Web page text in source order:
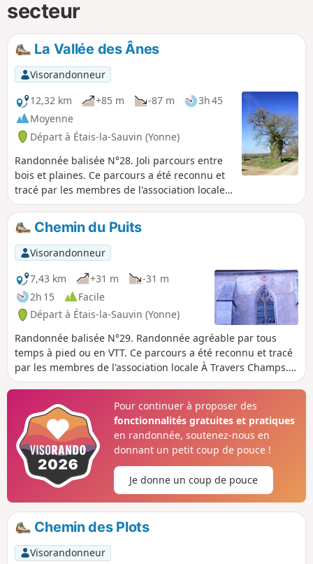
secteur
La Vallée des Ânes
Visorandonneur
12,32 km
+85 m -87 m
3h 45
Moyenne
Départ à Étais-la-Sauvin (Yonne)
Randonnée balisée N°28. Joli parcours entre
bois et plaines. Ce parcours a été reconnu et
tracé par les membres de l'association locale
"À Travers Champs". Il est totalement balisé
avec des plaquettes Jaunes, écritures Noires
et fléchage Jaune sur fond Rouge. Il peut être
parcouru à cheval ou VTT.
Chemin du Puits
Visorandonneur
7,43 km
+31 m
-31 m
2h 15
Facile
Départ à Étais-la-Sauvin (Yonne)
Randonnée balisée N°29. Randonnée agréable par tous
temps à pied ou en VTT. Ce parcours a été reconnu et tracé
par les membres de l'association locale À Travers Champs. Il
est totalement balisé avec des plaquettes Jaunes, écritures
Pour continuer à proposer des
fonctionnalités gratuites et pratiques
en randonnée, soutenez-nous en
donnant un petit coup de pouce !
Je donne un coup de pouce
Chemin des Plots
Visorandonneur